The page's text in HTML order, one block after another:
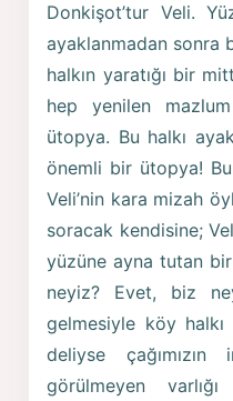
Donkişot’tur Veli.
ayaklanmadan sonra
halkın yaratığı bir
hep yenilen
ütopya. Bu halkı
önemli bir ütopya!
Veli’nin kara mizah
soracak kendisine;
yüzüne ayna tutan
neyiz? Evet, biz
gelmesiyle köy
deliyse çağımızın
görülmeyen